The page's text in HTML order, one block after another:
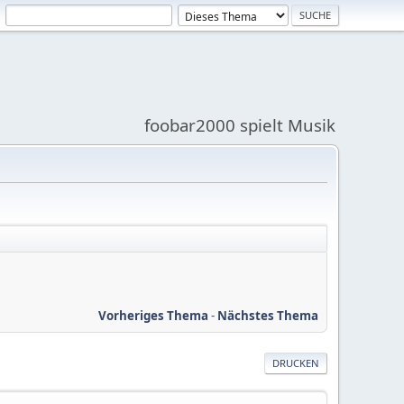
foobar2000 spielt Musik
Vorheriges Thema - Nächstes Thema
DRUCKEN